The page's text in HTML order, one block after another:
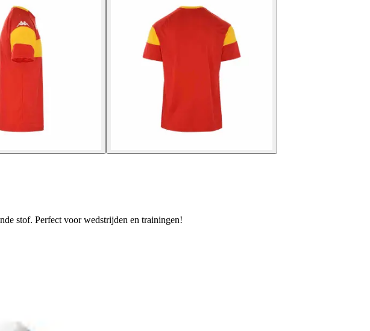
stof. Perfect voor wedstrijden en trainingen!